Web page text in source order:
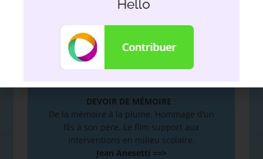
Hello
DEVOIR DE MÉMOIRE :
De la mémoire à la plume. Hommage d’un
fils à son père. Le film support aux
interventions en milieu scolaire.
Jean Anesetti ==>